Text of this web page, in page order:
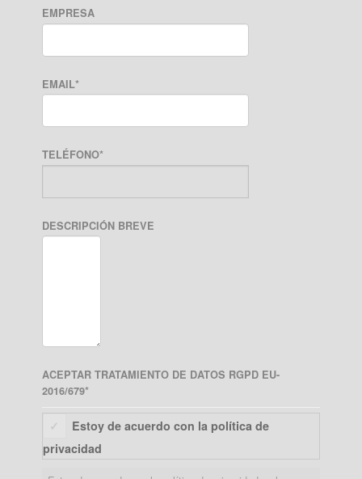
EMPRESA
EMAIL*
TELÉFONO*
DESCRIPCIÓN BREVE
ACEPTAR TRATAMIENTO DE DATOS RGPD EU-
2016/679*
Estoy de acuerdo con la política de
privacidad